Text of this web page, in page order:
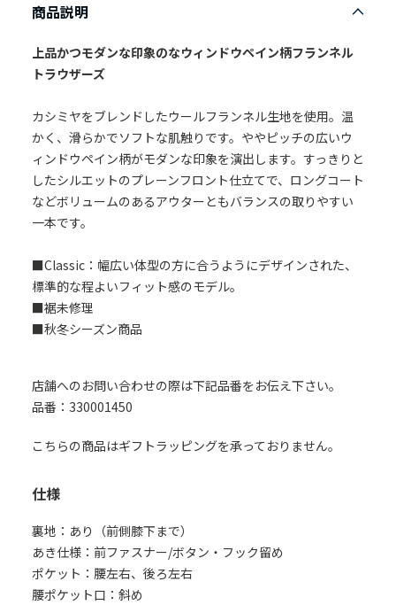
商品説明
上品かつモダンな印象のなウィンドウペイン柄フランネル
トラウザーズ
カシミヤをブレンドしたウールフランネル生地を使用。温
かく、滑らかでソフトな肌触りです。ややピッチの広いウ
ィンドウペイン柄がモダンな印象を演出します。すっきりと
したシルエットのプレーンフロント仕立てで、ロングコート
などボリュームのあるアウターともバランスの取りやすい
一本です。
■Classic：幅広い体型の方に合うようにデザインされた、
標準的な程よいフィット感のモデル。
■裾未修理
■秋冬シーズン商品
店舗へのお問い合わせの際は下記品番をお伝え下さい。
品番：330001450
こちらの商品はギフトラッピングを承っておりません。
仕様
裏地：あり（前側膝下まで）
あき仕様：前ファスナー/ボタン・フック留め
ポケット：腰左右、後ろ左右
腰ポケット口：斜め